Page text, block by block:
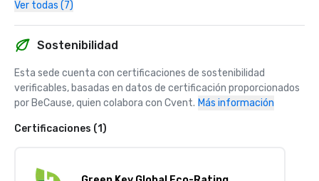
Ver todas (7)
Sostenibilidad
Esta sede cuenta con certificaciones de sostenibilidad
verificables, basadas en datos de certificación proporcionados
por BeCause, quien colabora con Cvent. Más información
Certificaciones (1)